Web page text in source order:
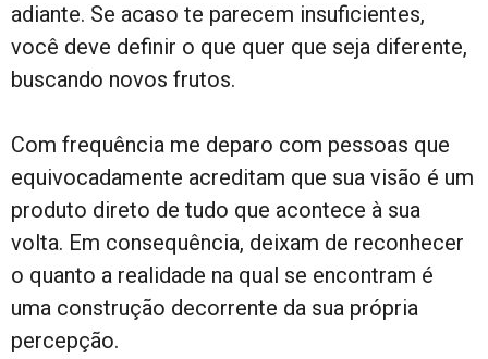
adiante. Se acaso te parecem insuficientes,
você deve definir o que quer que seja diferente,
buscando novos frutos.
Com frequência me deparo com pessoas que
equivocadamente acreditam que sua visão é um
produto direto de tudo que acontece à sua
volta. Em consequência, deixam de reconhecer
o quanto a realidade na qual se encontram é
uma construção decorrente da sua própria
percepção.